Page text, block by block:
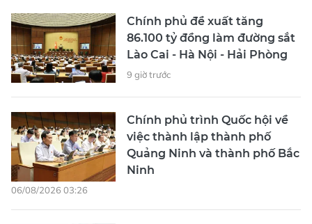
Chính phủ đề xuất tăng
86.100 tỷ đồng làm đường sắt
Lào Cai - Hà Nội - Hải Phòng
9 giờ trước
Chính phủ trình Quốc hội về
việc thành lập thành phố
Quảng Ninh và thành phố Bắc
Ninh
06/08/2026 03:26